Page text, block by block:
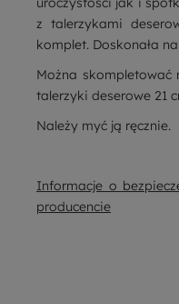
z talerzykami
komplet. Doskonała
Można skompletować
talerzyki deserowe 21
Należy myć ją ręcznie.
Informacje o
producencie